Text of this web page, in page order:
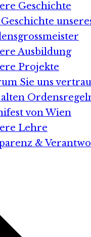
Geschichte
Ausbildung
Projekte
Sie uns
von Wien
Lehre
&